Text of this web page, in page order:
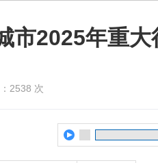
市2025年重
2538 次